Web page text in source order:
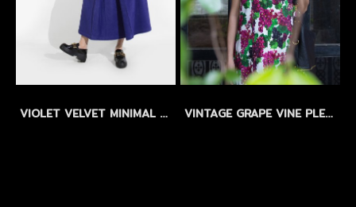
VIOLET VELVET MINIMAL DRESS by WLS - เดรสผ้าสักกะหลาดเนื้อสัมผัสกำมะหยี่ สีม่วง VINTAGE GRAPE VINE PLEATED DRESS by WLS LIMITED EDITION - SIZEM